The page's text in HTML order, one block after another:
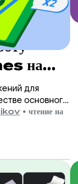
на
для
основного
стандартом
Эта
и
является
• чтение на